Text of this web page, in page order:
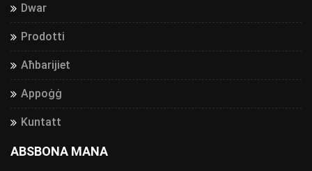
Dwar
Prodotti
Aħbarijiet
Appoġġ
Kuntatt
ABSBONA MANA